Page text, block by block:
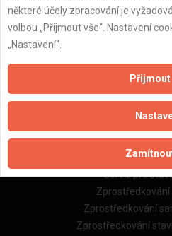
Naše firmy a
Zpracování a
Obchodní
Naše excelové
Naše
Servis pro
Zprostředkování
Zprostředkování
některé účely zpracování je
volbou „Přijmout vše“. Nastavení
„Nastavení“.
Přijmout